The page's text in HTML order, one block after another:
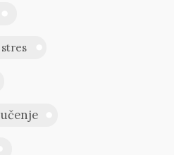
stres
učenje